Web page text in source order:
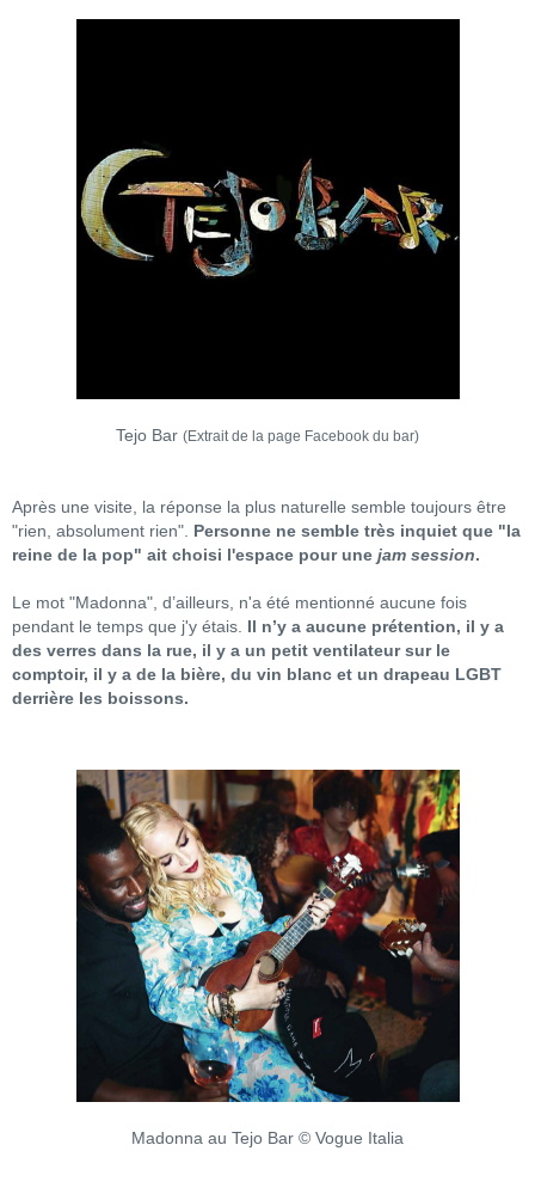
Tejo Bar (Extrait de la page Facebook du bar)
Après une visite, la réponse la plus naturelle semble toujours être
"rien, absolument rien". Personne ne semble très inquiet que "la
reine de la pop" ait choisi l'espace pour une jam session.
Le mot "Madonna", d’ailleurs, n'a été mentionné aucune fois
pendant le temps que j'y étais. Il n’y a aucune prétention, il y a
des verres dans la rue, il y a un petit ventilateur sur le
comptoir, il y a de la bière, du vin blanc et un drapeau LGBT
derrière les boissons.
Madonna au Tejo Bar © Vogue Italia